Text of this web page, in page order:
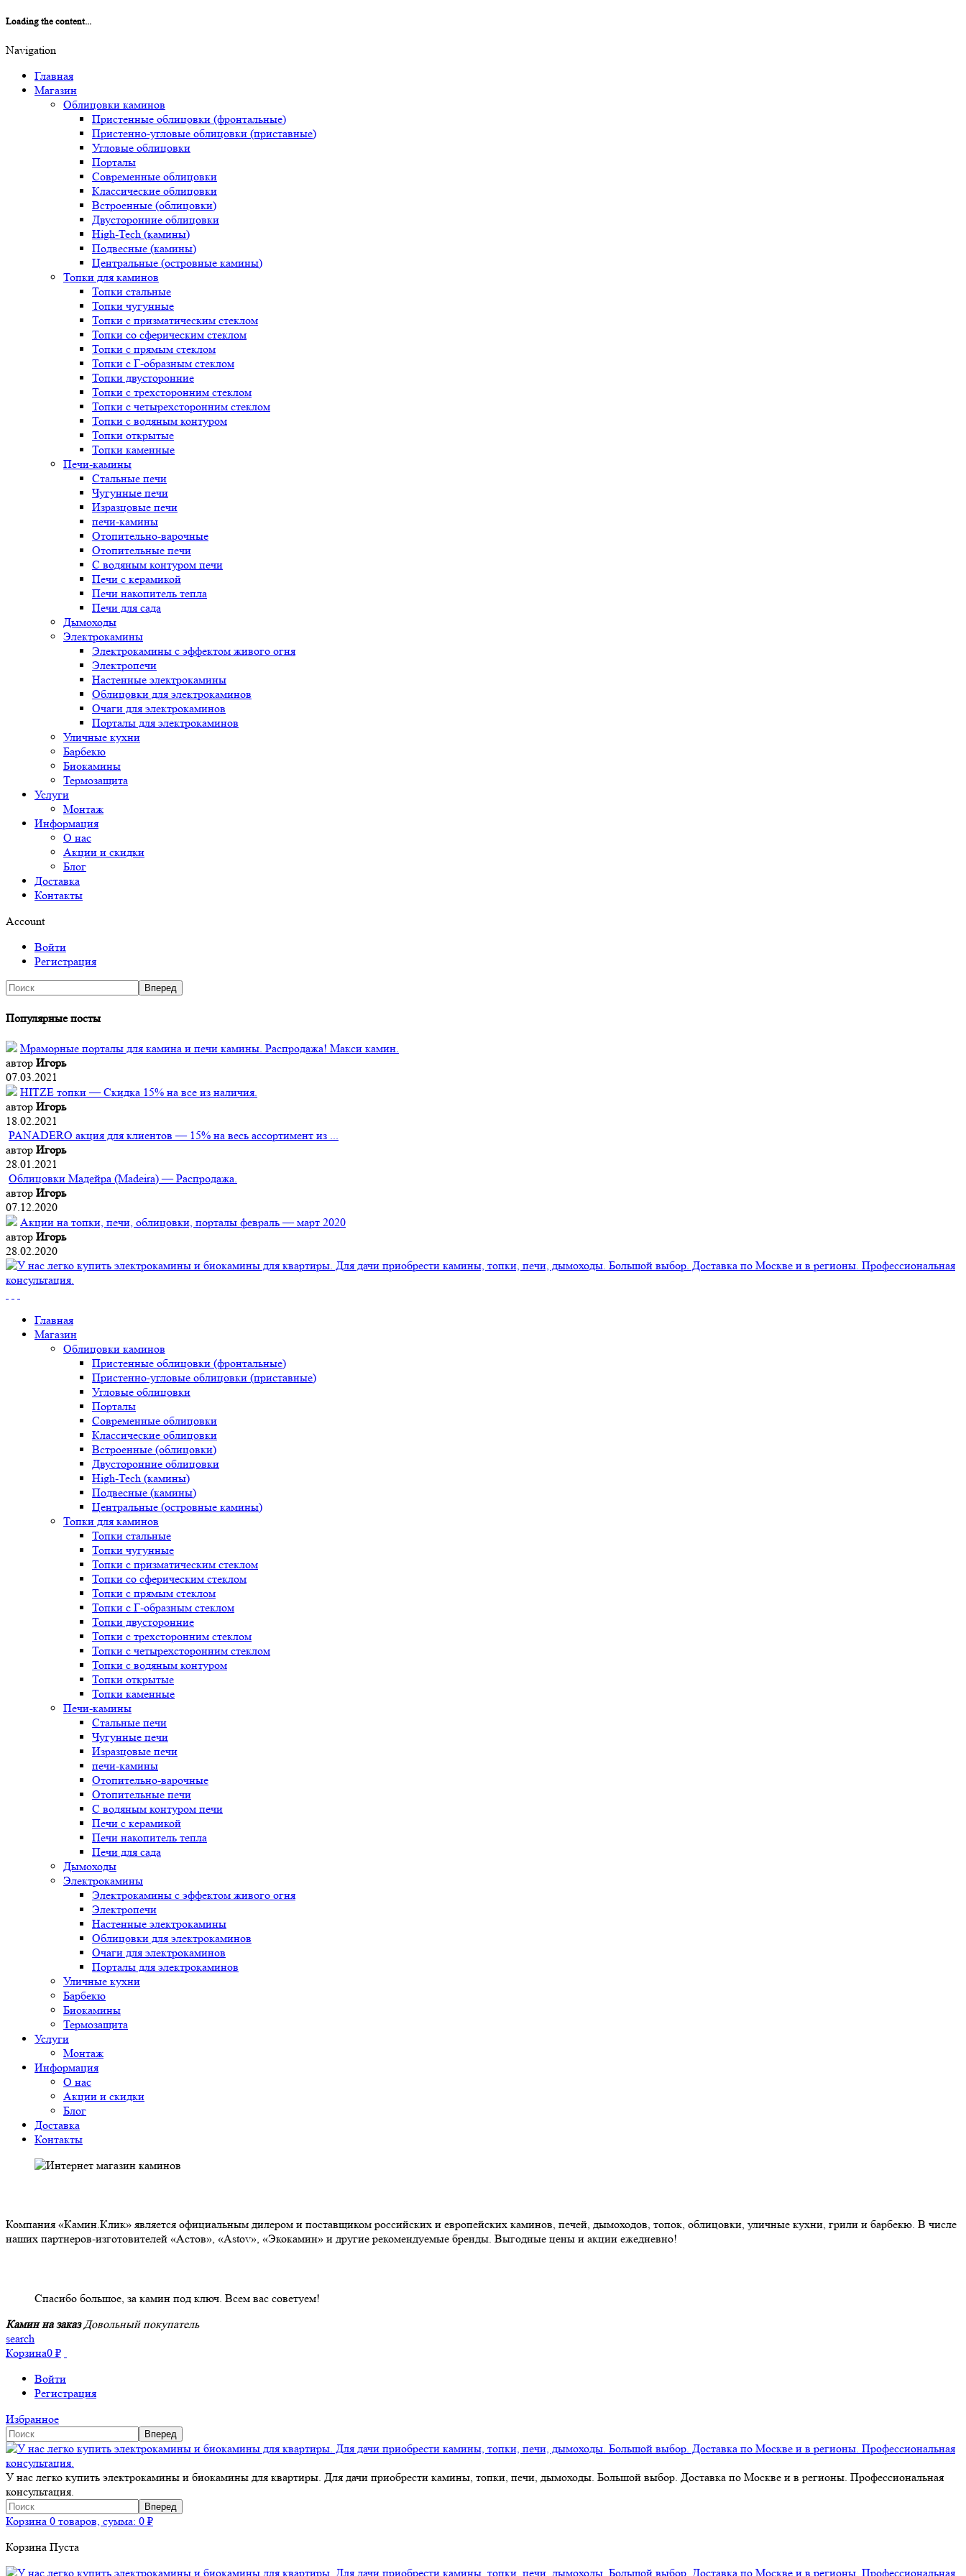
Loading the content...
Navigation
Главная
Магазин
Облицовки каминов
Пристенные облицовки (фронтальные)
Пристенно-угловые облицовки (приставные)
Угловые облицовки
Порталы
Современные облицовки
Классические облицовки
Встроенные (облицовки)
Двусторонние облицовки
High-Tech (камины)
Подвесные (камины)
Центральные (островные камины)
Топки для каминов
Топки стальные
Топки чугунные
Топки с призматическим стеклом
Топки со сферическим стеклом
Топки с прямым стеклом
Топки с Г-образным стеклом
Топки двусторонние
Топки с трехсторонним стеклом
Топки с четырехсторонним стеклом
Топки с водяным контуром
Топки открытые
Топки каменные
Печи-камины
Стальные печи
Чугунные печи
Изразцовые печи
печи-камины
Отопительно-варочные
Отопительные печи
С водяным контуром печи
Печи с керамикой
Печи накопитель тепла
Печи для сада
Дымоходы
Электрокамины
Электрокамины с эффектом живого огня
Электропечи
Настенные электрокамины
Облицовки для электрокаминов
Очаги для электрокаминов
Порталы для электрокаминов
Уличные кухни
Барбекю
Биокамины
Термозащита
Услуги
Монтаж
Информация
О нас
Акции и скидки
Блог
Доставка
Контакты
Account
Войти
Регистрация
Популярные посты
Мраморные порталы для камина и печи камины. Распродажа! Макси камин.
автор Игорь
07.03.2021
HITZE топки — Скидка 15% на все из наличия.
автор Игорь
18.02.2021
PANADERO акция для клиентов — 15% на весь ассортимент из ...
автор Игорь
28.01.2021
Облицовки Мадейра (Мadeira) — Распродажа.
автор Игорь
07.12.2020
Акции на топки, печи, облицовки, порталы февраль — март 2020
автор Игорь
28.02.2020
Главная
Магазин
Облицовки каминов
Пристенные облицовки (фронтальные)
Пристенно-угловые облицовки (приставные)
Угловые облицовки
Порталы
Современные облицовки
Классические облицовки
Встроенные (облицовки)
Двусторонние облицовки
High-Tech (камины)
Подвесные (камины)
Центральные (островные камины)
Топки для каминов
Топки стальные
Топки чугунные
Топки с призматическим стеклом
Топки со сферическим стеклом
Топки с прямым стеклом
Топки с Г-образным стеклом
Топки двусторонние
Топки с трехсторонним стеклом
Топки с четырехсторонним стеклом
Топки с водяным контуром
Топки открытые
Топки каменные
Печи-камины
Стальные печи
Чугунные печи
Изразцовые печи
печи-камины
Отопительно-варочные
Отопительные печи
С водяным контуром печи
Печи с керамикой
Печи накопитель тепла
Печи для сада
Дымоходы
Электрокамины
Электрокамины с эффектом живого огня
Электропечи
Настенные электрокамины
Облицовки для электрокаминов
Очаги для электрокаминов
Порталы для электрокаминов
Уличные кухни
Барбекю
Биокамины
Термозащита
Услуги
Монтаж
Информация
О нас
Акции и скидки
Блог
Доставка
Контакты
Компания «Камин.Клик» является официальным дилером и поставщиком российских и европейских каминов, печей, дымоходов, топок, облицовки, уличные кухни, грили и барбекю. В числе
наших партнеров-изготовителей «Астов», «Astov», «Экокамин» и другие рекомендуемые бренды. Выгодные цены и акции ежедневно!
Спасибо большое, за камин под ключ. Всем вас советуем!
Камин на заказ Довольный покупатель
search
Корзина0 ₽
Войти
Регистрация
Избранное
У нас легко купить электрокамины и биокамины для квартиры. Для дачи приобрести камины, топки, печи, дымоходы. Большой выбор. Доставка по Москве и в регионы. Профессиональная
консультация.
Корзина 0 товаров, сумма: 0 ₽
Корзина Пуста